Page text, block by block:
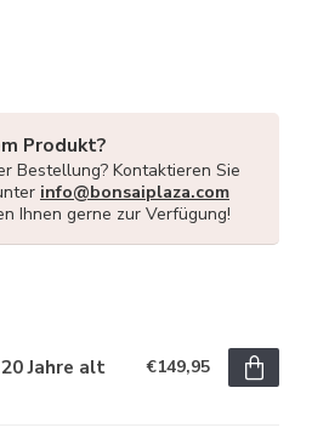
Produkt?
Bestellung? Kontaktieren Sie
info@bonsaiplaza.com
Ihnen gerne zur Verfügung!
Jahre alt €149,95